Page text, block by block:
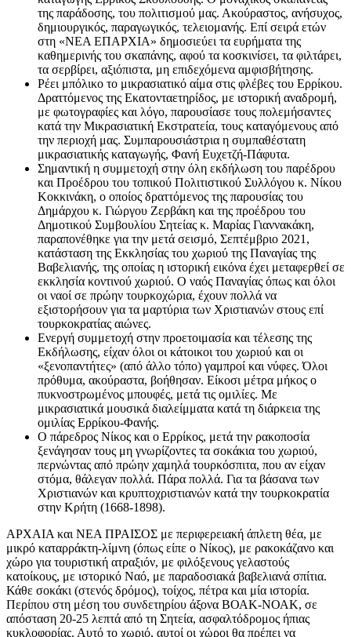
της παράδοσης, του πολιτισμού μας. Ακούραστος, ανήσυχος,
δημιουργικός, παραγωγικός, τελειομανής. Επί σειρά ετών
στη «ΝΕΑ ΕΠΑΡΧΙΑ» δημοσιεύει τα ευρήματα της
καθημερινής του σκαπάνης, αφού τα κοσκινίσει, τα φιλτάρει,
τα σερβίρει, αξιόπιστα, μη επιδεχόμενα αμφισβήτησης.
Ρέει μπόλικο το μικρασιατικό αίμα στις φλέβες του Ερρίκου.
Δραττόμενος της Εκατονταετηρίδος, με ιστορική αναδρομή,
με φωτογραφίες και λόγο, παρουσίασε τους πολεμήσαντες
κατά την Μικρασιατική Εκστρατεία, τους καταγόμενους από
την περιοχή μας. Συμπαρουσιάστρια η συμπαθέστατη
μικρασιατικής καταγωγής, Φανή Ευχετζή-Πάφυτα.
Σημαντική η συμμετοχή στην όλη εκδήλωση του παρέδρου
και Προέδρου του τοπικού Πολιτιστικού Συλλόγου κ. Νίκου
Κοκκινάκη, ο οποίος δραττόμενος της παρουσίας του
Δημάρχου κ. Γιώργου Ζερβάκη και της προέδρου του
Δημοτικού Συμβουλίου Σητείας κ. Μαρίας Γιαννακάκη,
παραπονέθηκε για την μετά σεισμό, Σεπτέμβριο 2021,
κατάσταση της Εκκλησίας του χωριού της Παναγίας της
Βαβελιανής, της οποίας η ιστορική εικόνα έχει μεταφερθεί σε
εκκλησία κοντινού χωριού. Ο ναός Παναγίας όπως και όλοι
οι ναοί σε πρώην τουρκοχώρια, έχουν πολλά να
εξιστορήσουν για τα μαρτύρια των Χριστιανών στους επί
τουρκοκρατίας αιώνες.
Ενεργή συμμετοχή στην προετοιμασία και τέλεσης της
Εκδήλωσης, είχαν όλοι οι κάτοικοι του χωριού και οι
«ξενοπαντήτες» (από άλλο τόπο) γαμπροί και νύφες. Όλοι
πρόθυμα, ακούραστα, βοήθησαν. Είκοσι μέτρα μήκος ο
πυκνοστρωμένος μπουφές, μετά τις ομιλίες. Με
μικρασιατικά μουσικά διαλείμματα κατά τη διάρκεια της
ομιλίας Ερρίκου-Φανής.
Ο πάρεδρος Νίκος και ο Ερρίκος, μετά την ρακοποσία
ξενάγησαν τους μη γνωρίζοντες τα σοκάκια του χωριού,
περνώντας από πρώην χαμηλά τουρκόσπιτα, που αν είχαν
στόμα, θάλεγαν πολλά. Πάρα πολλά. Για τα βάσανα των
Χριστιανών και κρυπτοχριστιανών κατά την τουρκοκρατία
στην Κρήτη (1668-1898).
ΑΡΧΑΙΑ και ΝΕΑ ΠΡΑΙΣΟΣ με περιφερειακή άπλετη θέα, με
μικρό καταρράκτη-λίμνη (όπως είπε ο Νίκος), με ρακοκάζανο και
χώρο για τουριστική ατραξιόν, με φιλόξενους γελαστούς
κατοίκους, με ιστορικό Ναό, με παραδοσιακά βαβελιανά σπίτια.
Κάθε σοκάκι (στενός δρόμος), τοίχος, πέτρα και μία ιστορία.
Περίπου στη μέση του συνδετηρίου άξονα ΒΟΑΚ-ΝΟΑΚ, σε
απόσταση 20-25 λεπτά από τη Σητεία, ασφαλτόδρομος ήπιας
κυκλοφορίας. Αυτό το χωριό, αυτοί οι χώροι θα πρέπει να